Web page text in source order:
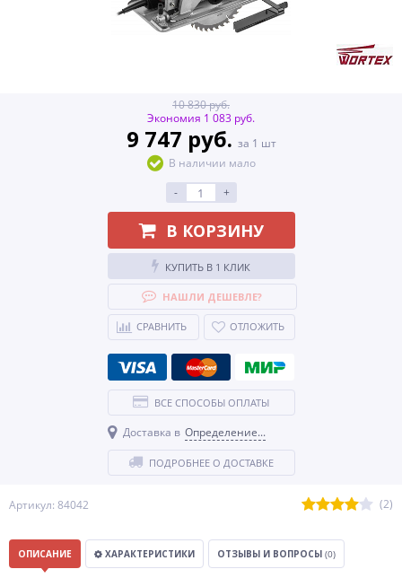
Артикул: 84042 (2)
10 830 руб.
Экономия 1 083 руб.
9 747 руб. за 1 шт
В наличии мало
-
+
В КОРЗИНУ
КУПИТЬ В 1 КЛИК
НАШЛИ ДЕШЕВЛЕ?
СРАВНИТЬ ОТЛОЖИТЬ
ВСЕ СПОСОБЫ ОПЛАТЫ
Доставка в Определение...
ПОДРОБНЕЕ О ДОСТАВКЕ
ОПИСАНИЕ ХАРАКТЕРИСТИКИ ОТЗЫВЫ И ВОПРОСЫ (0)